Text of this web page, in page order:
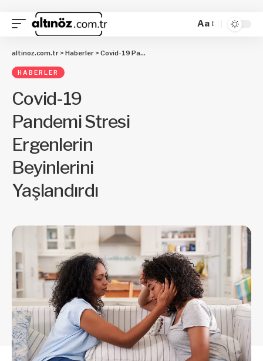
Aa
altinoz.com.tr > Haberler > Covid-19 Pandemi Stresi Ergenlerin Beyinlerini Yaşlandırdı
HABERLER
Covid-19
Pandemi Stresi
Ergenlerin
Beyinlerini
Yaşlandırdı